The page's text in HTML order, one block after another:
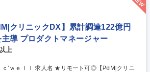
クリニックDX】累計調達122億円
導 プロダクトマネージャー
上
モート可◎【PdM|クリニ